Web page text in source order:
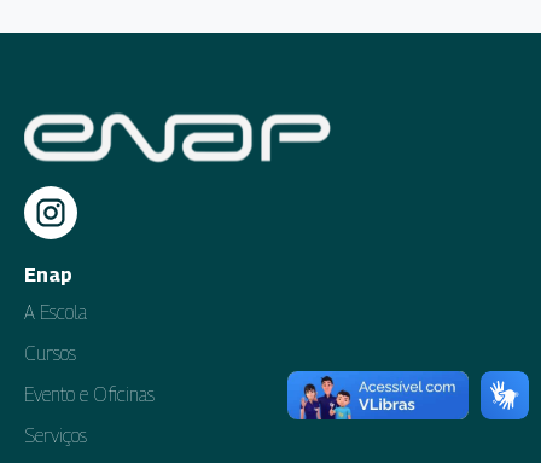
Enap
A Escola
Cursos
Evento e Oficinas
Serviços